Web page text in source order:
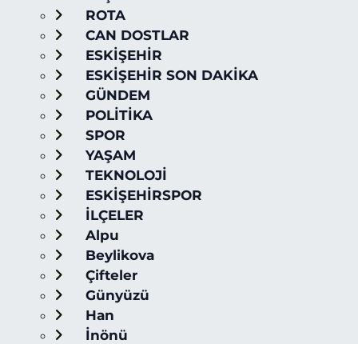
ROTA
CAN DOSTLAR
ESKİŞEHİR
ESKİŞEHİR SON DAKİKA
GÜNDEM
POLİTİKA
SPOR
YAŞAM
TEKNOLOJİ
ESKİŞEHİRSPOR
İLÇELER
Alpu
Beylikova
Çifteler
Günyüzü
Han
İnönü